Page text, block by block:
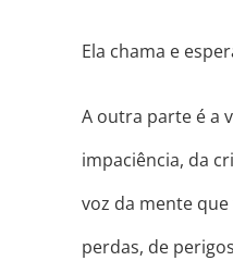
Ela chama e
A outra parte é a
impaciência, da
voz da mente
perdas, de